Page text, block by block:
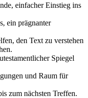
einfacher Einstieg ins
ein prägnanter
den Text zu verstehen
Spiegel
und Raum für
zum nächsten Treffen.